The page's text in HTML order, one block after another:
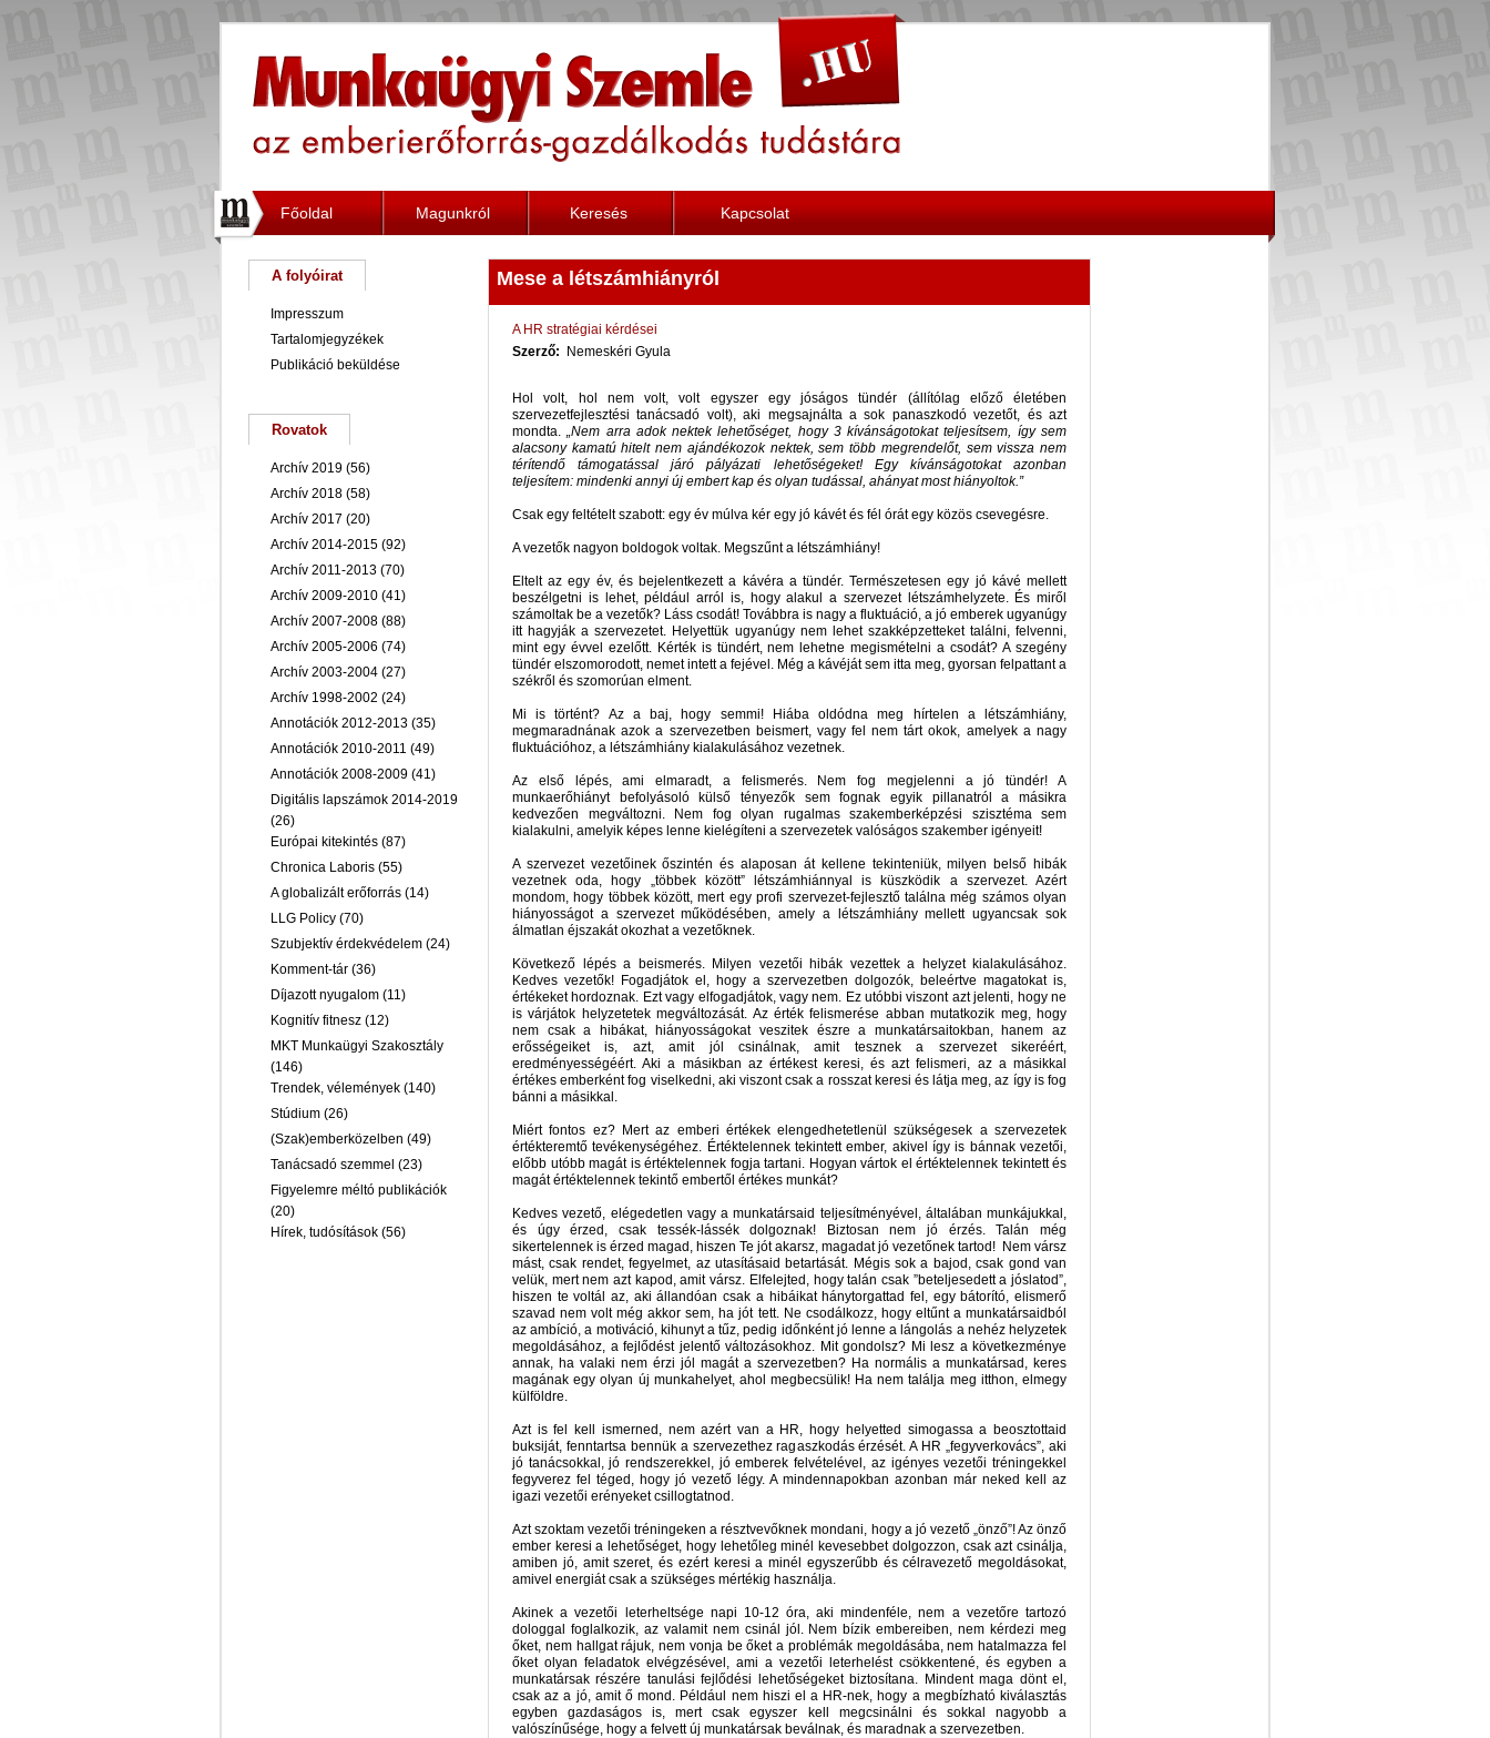
Főoldal Magunkról Keresés Kapcsolat
Mese a létszámhiányról
A HR stratégiai kérdései
Szerző:
Nemeskéri Gyula
Hol volt, hol nem volt, volt egyszer egy jóságos tündér (állítólag előző életében
szervezetfejlesztési tanácsadó volt), aki megsajnálta a sok panaszkodó vezetőt, és azt
mondta.„Nem arra adok nektek lehetőséget, hogy 3 kívánságotokat teljesítsem, így sem
alacsony kamatú hitelt nem ajándékozok nektek, sem több megrendelőt, sem vissza nem
térítendő támogatással járó pályázati lehetőségeket! Egy kívánságotokat azonban
teljesítem: mindenki annyi új embert kap és olyan tudással, ahányat most hiányoltok.”
Csak egy feltételt szabott: egy év múlva kér egy jó kávét és fél órát egy közös csevegésre.
A vezetők nagyon boldogok voltak. Megszűnt a létszámhiány!
Eltelt az egy év, és bejelentkezett a kávéra a tündér. Természetesen egy jó kávé mellett
beszélgetni is lehet, például arról is, hogy alakul a szervezet létszámhelyzete. És miről
számoltak be a vezetők? Láss csodát! Továbbra is nagy a fluktuáció, a jó emberek ugyanúgy
itt hagyják a szervezetet. Helyettük ugyanúgy nem lehet szakképzetteket találni, felvenni,
mint egy évvel ezelőtt. Kérték is tündért, nem lehetne megismételni a csodát? A szegény
tündér elszomorodott, nemet intett a fejével. Még a kávéját sem itta meg, gyorsan felpattant a
székről és szomorúan elment.
Mi is történt? Az a baj, hogy semmi! Hiába oldódna meg hírtelen a létszámhiány,
megmaradnának azok a szervezetben beismert, vagy fel nem tárt okok, amelyek a nagy
fluktuációhoz, a létszámhiány kialakulásához vezetnek.
Az első lépés, ami elmaradt, a felismerés. Nem fog megjelenni a jó tündér! A
munkaerőhiányt befolyásoló külső tényezők sem fognak egyik pillanatról a másikra
kedvezően megváltozni. Nem fog olyan rugalmas szakemberképzési szisztéma sem
kialakulni, amelyik képes lenne kielégíteni a szervezetek valóságos szakember igényeit!
A szervezet vezetőinek őszintén és alaposan át kellene tekinteniük, milyen belső hibák
vezetnek oda, hogy „többek között” létszámhiánnyal is küszködik a szervezet. Azért
mondom, hogy többek között, mert egy profi szervezet-fejlesztő találna még számos olyan
hiányosságot a szervezet működésében, amely a létszámhiány mellett ugyancsak sok
álmatlan éjszakát okozhat a vezetőknek.
Következő lépés a beismerés. Milyen vezetői hibák vezettek a helyzet kialakulásához.
Kedves vezetők! Fogadjátok el, hogy a szervezetben dolgozók, beleértve magatokat is,
értékeket hordoznak. Ezt vagy elfogadjátok, vagy nem. Ez utóbbi viszont azt jelenti, hogy ne
is várjátok helyzetetek megváltozását. Az érték felismerése abban mutatkozik meg, hogy
nem csak a hibákat, hiányosságokat veszitek észre a munkatársaitokban, hanem az
erősségeiket is, azt, amit jól csinálnak, amit tesznek a szervezet sikeréért,
eredményességéért. Aki a másikban az értékest keresi, és azt felismeri, az a másikkal
értékes emberként fog viselkedni, aki viszont csak a rosszat keresi és látja meg, az így is fog
bánni a másikkal.
Miért fontos ez? Mert az emberi értékek elengedhetetlenül szükségesek a szervezetek
értékteremtő tevékenységéhez. Értéktelennek tekintett ember, akivel így is bánnak vezetői,
előbb utóbb magát is értéktelennek fogja tartani. Hogyan vártok el értéktelennek tekintett és
magát értéktelennek tekintő embertől értékes munkát?
Kedves vezető, elégedetlen vagy a munkatársaid teljesítményével, általában munkájukkal,
és úgy érzed, csak tessék-lássék dolgoznak! Biztosan nem jó érzés. Talán még
sikertelennek is érzed magad, hiszen Te jót akarsz, magadat jó vezetőnek tartod! Nem vársz
mást, csak rendet, fegyelmet, az utasításaid betartását. Mégis sok a bajod, csak gond van
velük, mert nem azt kapod, amit vársz. Elfelejted, hogy talán csak ”beteljesedett a jóslatod”,
hiszen te voltál az, aki állandóan csak a hibáikat hánytorgattad fel, egy bátorító, elismerő
szavad nem volt még akkor sem, ha jót tett. Ne csodálkozz, hogy eltűnt a munkatársaidból
az ambíció, a motiváció, kihunyt a tűz, pedig időnként jó lenne a lángolás a nehéz helyzetek
megoldásához, a fejlődést jelentő változásokhoz. Mit gondolsz? Mi lesz a következménye
annak, ha valaki nem érzi jól magát a szervezetben? Ha normális a munkatársad, keres
magának egy olyan új munkahelyet, ahol megbecsülik! Ha nem találja meg itthon, elmegy
külföldre.
Azt is fel kell ismerned, nem azért van a HR, hogy helyetted simogassa a beosztottaid
buksiját, fenntartsa bennük a szervezethez ragaszkodás érzését. A HR „fegyverkovács”, aki
jó tanácsokkal, jó rendszerekkel, jó emberek felvételével, az igényes vezetői tréningekkel
fegyverez fel téged, hogy jó vezető légy. A mindennapokban azonban már neked kell az
igazi vezetői erényeket csillogtatnod.
Azt szoktam vezetői tréningeken a résztvevőknek mondani, hogy a jó vezető „önző”! Az önző
ember keresi a lehetőséget, hogy lehetőleg minél kevesebbet dolgozzon, csak azt csinálja,
amiben jó, amit szeret, és ezért keresi a minél egyszerűbb és célravezető megoldásokat,
amivel energiát csak a szükséges mértékig használja.
Akinek a vezetői leterheltsége napi 10-12 óra, aki mindenféle, nem a vezetőre tartozó
dologgal foglalkozik, az valamit nem csinál jól. Nem bízik embereiben, nem kérdezi meg
őket, nem hallgat rájuk, nem vonja be őket a problémák megoldásába, nem hatalmazza fel
őket olyan feladatok elvégzésével, ami a vezetői leterhelést csökkentené, és egyben a
munkatársak részére tanulási fejlődési lehetőségeket biztosítana. Mindent maga dönt el,
csak az a jó, amit ő mond. Például nem hiszi el a HR-nek, hogy a megbízható kiválasztás
egyben gazdaságos is, mert csak egyszer kell megcsinálni és sokkal nagyobb a
valószínűsége, hogy a felvett új munkatársak beválnak, és maradnak a szervezetben.
A folyóirat
Impresszum
Tartalomjegyzékek
Publikáció beküldése
Rovatok
Archív 2019 (56)
Archív 2018 (58)
Archív 2017 (20)
Archív 2014-2015 (92)
Archív 2011-2013 (70)
Archív 2009-2010 (41)
Archív 2007-2008 (88)
Archív 2005-2006 (74)
Archív 2003-2004 (27)
Archív 1998-2002 (24)
Annotációk 2012-2013 (35)
Annotációk 2010-2011 (49)
Annotációk 2008-2009 (41)
Digitális lapszámok 2014-2019
(26)
Európai kitekintés (87)
Chronica Laboris (55)
A globalizált erőforrás (14)
LLG Policy (70)
Szubjektív érdekvédelem (24)
Komment-tár (36)
Díjazott nyugalom (11)
Kognitív fitnesz (12)
MKT Munkaügyi Szakosztály
(146)
Trendek, vélemények (140)
Stúdium (26)
(Szak)emberközelben (49)
Tanácsadó szemmel (23)
Figyelemre méltó publikációk
(20)
Hírek, tudósítások (56)